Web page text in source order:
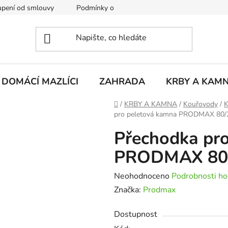
od smlouvy Podmínky ochrany osobních údajů
DOMÁCÍ MAZLÍCI ZAHRADA KRBY A
Domů
/ KRBY A KAMNA / Kouřovody /
pro peletová kamna PRODMAX
Přechodka
PRODMAX
Průměrné
hodnocení
je
Neohodnoceno Podrobnosti
Značka: Prodmax
Dostupnost